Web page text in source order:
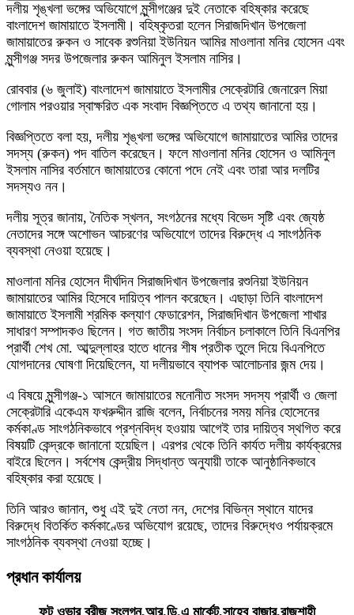
দলীয় শৃঙ্খলা ভঙ্গের অভিযোগে মুন্সীগঞ্জের দুই নেতাকে বহিষ্কার করেছে
বাংলাদেশ জামায়াতে ইসলামী। বহিষ্কৃতরা হলেন সিরাজদিখান উপজেলা
জামায়াতের রুকন ও সাবেক রশুনিয়া ইউনিয়ন আমির মাওলানা মনির হোসেন এবং
মুন্সীগঞ্জ সদর উপজেলার রুকন আমিনুল ইসলাম নাসির।
রোববার (৬ জুলাই) বাংলাদেশ জামায়াতে ইসলামীর সেক্রেটারি জেনারেল মিয়া
গোলাম পরওয়ার স্বাক্ষরিত এক সংবাদ বিজ্ঞপ্তিতে এ তথ্য জানানো হয়।
বিজ্ঞপ্তিতে বলা হয়, দলীয় শৃঙ্খলা ভঙ্গের অভিযোগে জামায়াতের আমির তাদের
সদস্য (রুকন) পদ বাতিল করেছেন। ফলে মাওলানা মনির হোসেন ও আমিনুল
ইসলাম নাসির বর্তমানে জামায়াতের কোনো পদে নেই এবং তারা আর দলটির
সদস্যও নন।
দলীয় সূত্র জানায়, নৈতিক স্খলন, সংগঠনের মধ্যে বিভেদ সৃষ্টি এবং জ্যেষ্ঠ
নেতাদের সঙ্গে অশোভন আচরণের অভিযোগে তাদের বিরুদ্ধে এ সাংগঠনিক
ব্যবস্থা নেওয়া হয়েছে।
মাওলানা মনির হোসেন দীর্ঘদিন সিরাজদিখান উপজেলার রশুনিয়া ইউনিয়ন
জামায়াতের আমির হিসেবে দায়িত্ব পালন করেছেন। এছাড়া তিনি বাংলাদেশ
জামায়াতে ইসলামী শ্রমিক কল্যাণ ফেডারেশন, সিরাজদিখান উপজেলা শাখার
সাধারণ সম্পাদকও ছিলেন। গত জাতীয় সংসদ নির্বাচন চলাকালে তিনি বিএনপির
প্রার্থী শেখ মো. আব্দুল্লাহর হাতে ধানের শীষ প্রতীক তুলে দিয়ে বিএনপিতে
যোগদানের ঘোষণা দিয়েছিলেন, যা দলীয়ভাবে ব্যাপক আলোচনার জন্ম দেয়।
এ বিষয়ে মুন্সীগঞ্জ-১ আসনে জামায়াতের মনোনীত সংসদ সদস্য প্রার্থী ও জেলা
সেক্রেটারি একেএম ফখরুদ্দীন রাজি বলেন, নির্বাচনের সময় মনির হোসেনের
কর্মকাণ্ড সাংগঠনিকভাবে প্রশ্নবিদ্ধ হওয়ায় আগেই তার দায়িত্ব স্থগিত করে
বিষয়টি কেন্দ্রকে জানানো হয়েছিল। এরপর থেকে তিনি কার্যত দলীয় কার্যক্রমের
বাইরে ছিলেন। সর্বশেষ কেন্দ্রীয় সিদ্ধান্ত অনুযায়ী তাকে আনুষ্ঠানিকভাবে
বহিষ্কার করা হয়েছে।
তিনি আরও জানান, শুধু এই দুই নেতা নন, দেশের বিভিন্ন স্থানে যাদের
বিরুদ্ধে বিতর্কিত কর্মকাণ্ডের অভিযোগ রয়েছে, তাদের বিরুদ্ধেও পর্যায়ক্রমে
সাংগঠনিক ব্যবস্থা নেওয়া হচ্ছে।
প্রধান কার্যালয়